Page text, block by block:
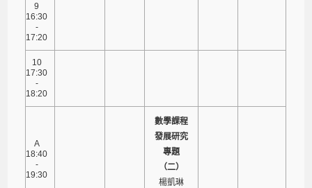
9
16:30
-
17:20
10
17:30
-
18:20
A
18:40
-
19:30
數學課程
發展研究
專題
（二）
楊凱琳